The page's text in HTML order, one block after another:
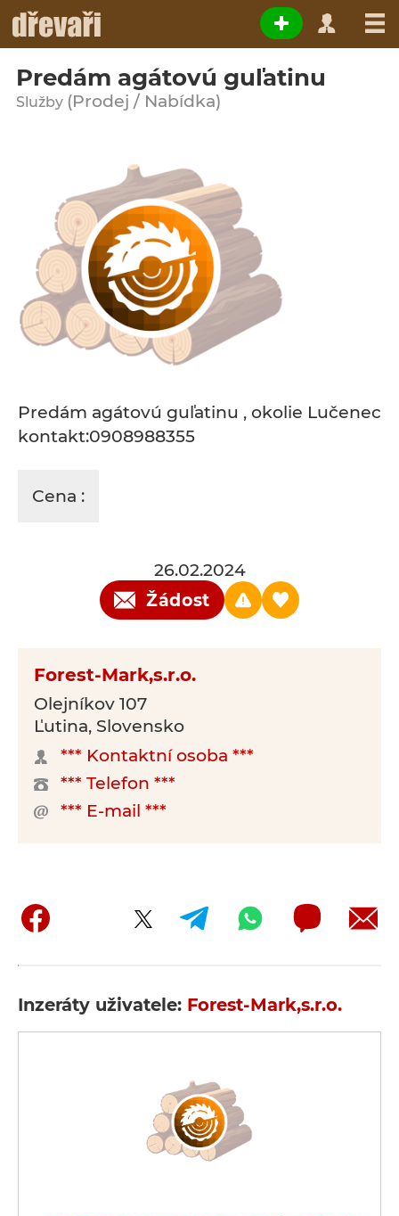
Predám agátovú guľatinu
Služby (Prodej / Nabídka)
Predám agátovú guľatinu , okolie Lučenec
kontakt:0908988355
Cena :
26.02.2024
Žádost
Forest-Mark,s.r.o.
Olejníkov 107
Ľutina, Slovensko
*** Kontaktní osoba ***
*** Telefon ***
*** E-mail ***
Inzeráty uživatele: Forest-Mark,s.r.o.